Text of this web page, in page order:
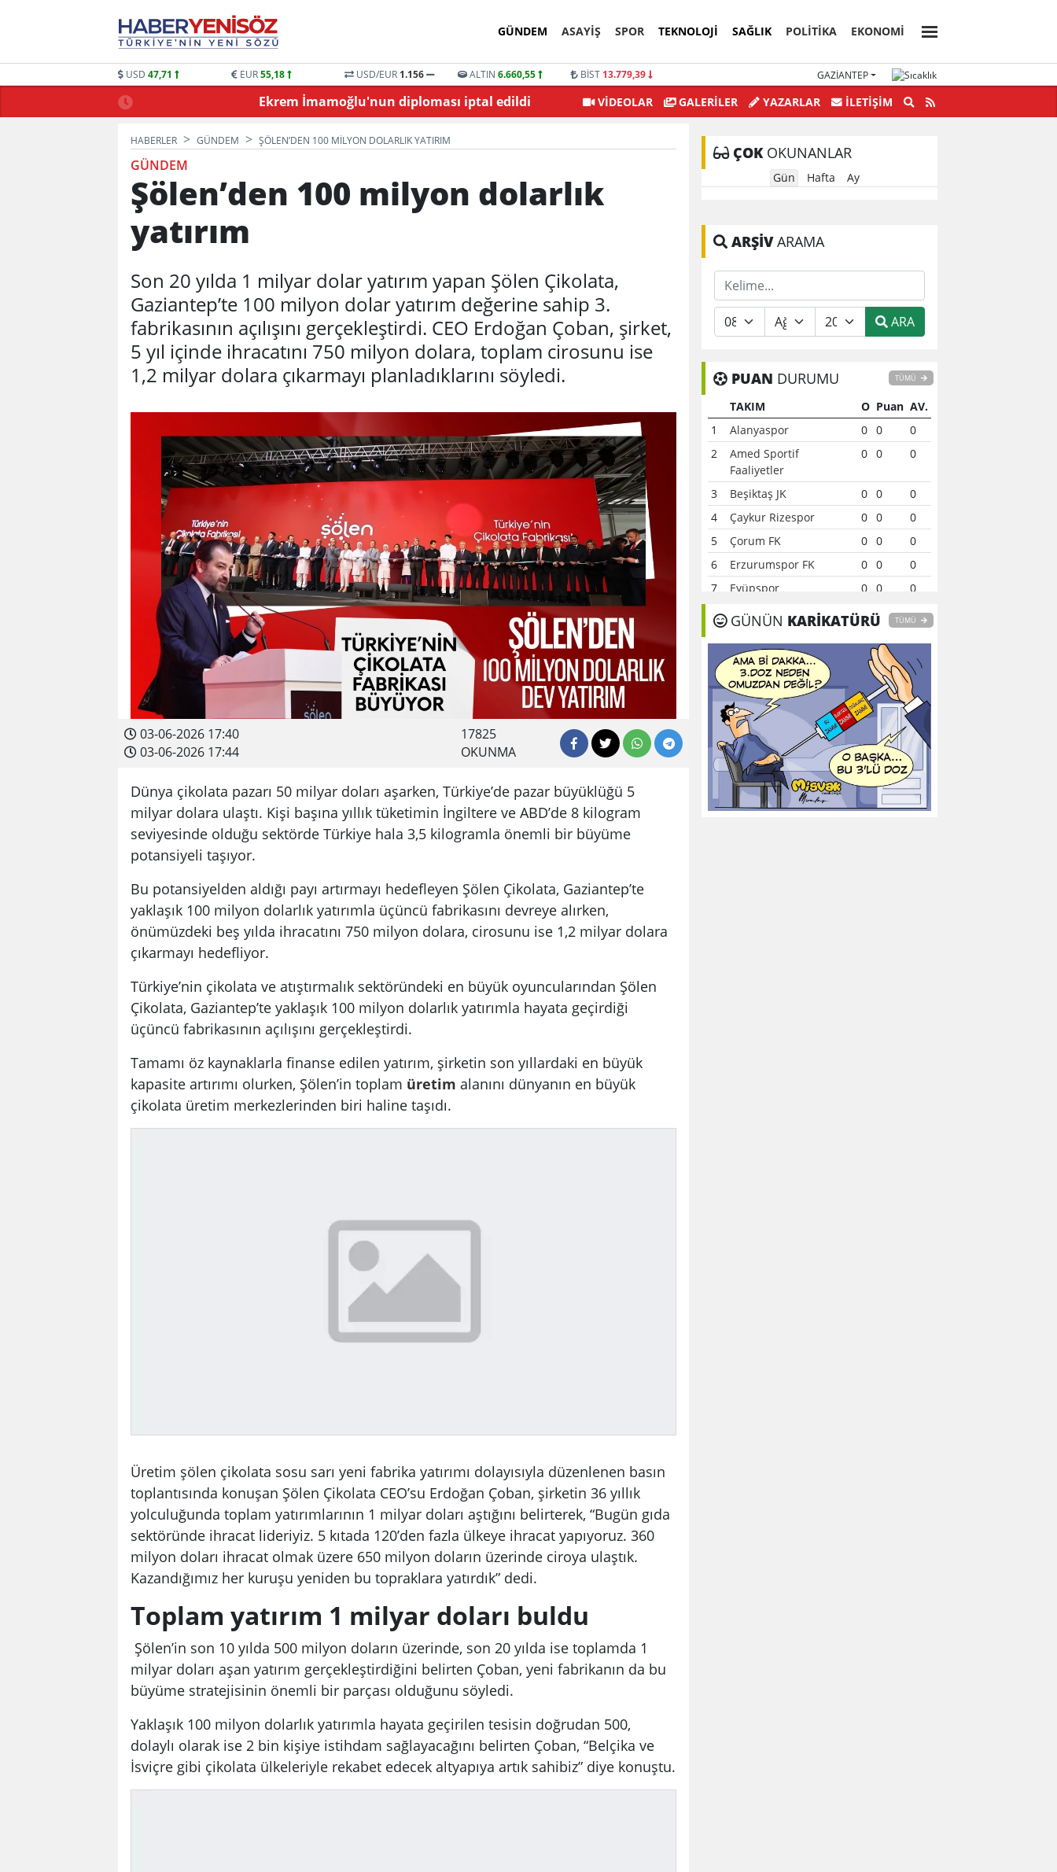
GÜNDEM ASAYİŞ SPOR TEKNOLOJI SAĞLIK POLİTİKA EKONOMİ
USD 47,71 EUR55,18 USD/EUR 1.156 ALTIN 6.660,55 BİST 13.779,39 GAZIANTEP
BULUŞTU Ekrem İmamoğlu'nun diploması iptal edildi Şehitkamil Belediyesinden Yolsuzluklar bitmek bilmiyor.
VİDEOLAR GALERİLER YAZARLAR İLETIŞIM
HABERLER GÜNDEM ŞÖLEN’DEN 100 MILYON DOLARLIK YATIRIM
GÜNDEM
Şölen’den 100 milyon dolarlık
yatırım
Son 20 yılda 1 milyar dolar yatırım yapan Şölen Çikolata,
Gaziantep’te 100 milyon dolar yatırım değerine sahip 3.
fabrikasının açılışını gerçekleştirdi. CEO Erdoğan Çoban, şirket,
5 yıl içinde ihracatını 750 milyon dolara, toplam cirosunu ise
1,2 milyar dolara çıkarmayı planladıklarını söyledi.
03-06-2026 17:40
03-06-2026 17:44
17825
OKUNMA
Dünya çikolata pazarı 50 milyar doları aşarken, Türkiye’de pazar büyüklüğü 5
milyar dolara ulaştı. Kişi başına yıllık tüketimin İngiltere ve ABD’de 8 kilogram
seviyesinde olduğu sektörde Türkiye hala 3,5 kilogramla önemli bir büyüme
potansiyeli taşıyor.
Bu potansiyelden aldığı payı artırmayı hedefleyen Şölen Çikolata, Gaziantep’te
yaklaşık 100 milyon dolarlık yatırımla üçüncü fabrikasını devreye alırken,
önümüzdeki beş yılda ihracatını 750 milyon dolara, cirosunu ise 1,2 milyar dolara
çıkarmayı hedefliyor.
Türkiye’nin çikolata ve atıştırmalık sektöründeki en büyük oyuncularından Şölen
Çikolata, Gaziantep’te yaklaşık 100 milyon dolarlık yatırımla hayata geçirdiği
üçüncü fabrikasının açılışını gerçekleştirdi.
Tamamı öz kaynaklarla finanse edilen yatırım, şirketin son yıllardaki en büyük
kapasite artırımı olurken, Şölen’in toplam üretim alanını dünyanın en büyük
çikolata üretim merkezlerinden biri haline taşıdı.
Üretim şölen çikolata sosu sarı yeni fabrika yatırımı dolayısıyla düzenlenen basın
toplantısında konuşan Şölen Çikolata CEO’su Erdoğan Çoban, şirketin 36 yıllık
yolculuğunda toplam yatırımlarının 1 milyar doları aştığını belirterek, “Bugün gıda
sektöründe ihracat lideriyiz. 5 kıtada 120’den fazla ülkeye ihracat yapıyoruz. 360
milyon doları ihracat olmak üzere 650 milyon doların üzerinde ciroya ulaştık.
Kazandığımız her kuruşu yeniden bu topraklara yatırdık” dedi.
Toplam yatırım 1 milyar doları buldu
Şölen’in son 10 yılda 500 milyon doların üzerinde, son 20 yılda ise toplamda 1
milyar doları aşan yatırım gerçekleştirdiğini belirten Çoban, yeni fabrikanın da bu
büyüme stratejisinin önemli bir parçası olduğunu söyledi.
Yaklaşık 100 milyon dolarlık yatırımla hayata geçirilen tesisin doğrudan 500,
dolaylı olarak ise 2 bin kişiye istihdam sağlayacağını belirten Çoban, “Belçika ve
İsviçre gibi çikolata ülkeleriyle rekabet edecek altyapıya artık sahibiz” diye konuştu.
ÇOKOKUNANLAR
Gün Hafta Ay
ARŞİVARAMA
ARA
PUAN DURUMU TÜMÜ
TAKIM O Puan AV.
1
Alanyaspor 0 0
0
2
Amed Sportif
Faaliyetler
0 0 0
3 Beşiktaş JK 0 0
0
4
Çaykur Rizespor 0 0
0
5
Çorum FK 0 0
0
6
Erzurumspor FK 0 0
0
7
Eyüpspor 0 0
0
8
Fenerbahçe 0
0
10 Gaziantep FK 0
11 Gençlerbirliği 0
0
12 Göztepe 0 0
0
Başakşehir FK 0
0
14 Kasımpaşa 0 0
0
15 Kocaelispor 0 0
0
16
Konyaspor 0 0
0
GÜNÜN KARİKATÜRÜ TÜMÜ